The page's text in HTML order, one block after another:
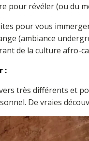
révéler (ou du
pour vous
(ambiance
de la culture afro-
:
très différents et
De vraies